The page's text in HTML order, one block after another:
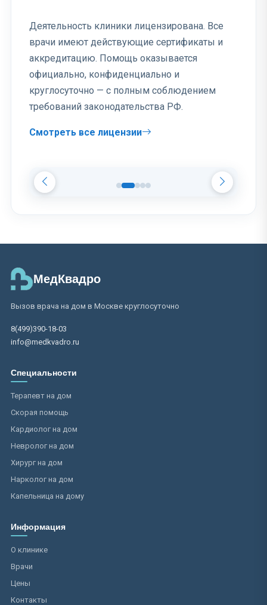
Деятельность клиники лицензирована. Все
врачи имеют действующие сертификаты и
аккредитацию. Помощь оказывается
официально, конфиденциально и
круглосуточно — с полным соблюдением
требований законодательства РФ.
Смотреть все лицензии
МедКвадро
Вызов врача на дом в Москве круглосуточно
8(499)390-18-03
info@medkvadro.ru
Специальности
Терапевт на дом
Скорая помощь
Кардиолог на дом
Невролог на дом
Хирург на дом
Нарколог на дом
Капельница на дому
Информация
О клинике
Врачи
Цены
Контакты